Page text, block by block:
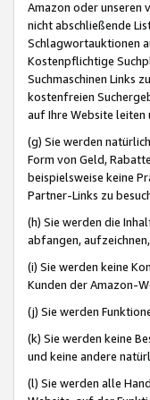
Amazon oder unseren
nicht abschließende
Schlagwortauktionen
Kostenpflichtige
Suchmaschinen Links
kostenfreien
auf Ihre Website
(g) Sie werden
Form von Geld,
beispielsweise keine
Partner-Links zu
(h) Sie werden die
abfangen,
(i) Sie werden keine
Kunden der Amazon-
(j) Sie werden
(k) Sie werden keine
und keine andere
(l) Sie werden alle